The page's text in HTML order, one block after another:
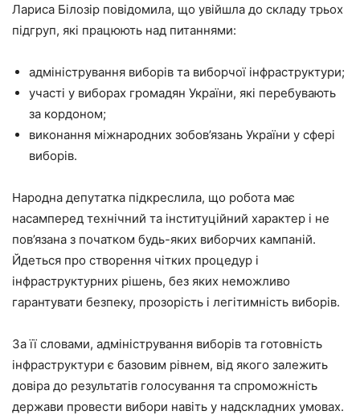
Лариса Білозір повідомила, що увійшла до складу трьох
підгруп, які працюють над питаннями:
адміністрування виборів та виборчої інфраструктури;
участі у виборах громадян України, які перебувають
за кордоном;
виконання міжнародних зобов’язань України у сфері
виборів.
Народна депутатка підкреслила, що робота має
насамперед технічний та інституційний характер і не
пов’язана з початком будь-яких виборчих кампаній.
Йдеться про створення чітких процедур і
інфраструктурних рішень, без яких неможливо
гарантувати безпеку, прозорість і легітимність виборів.
За її словами, адміністрування виборів та готовність
інфраструктури є базовим рівнем, від якого залежить
довіра до результатів голосування та спроможність
держави провести вибори навіть у надскладних умовах.